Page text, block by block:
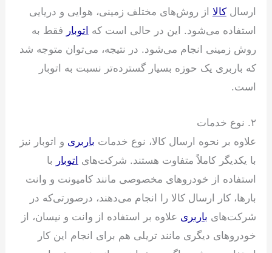
ارسالکالا از روش‌های مختلف زمینی، هوایی و دریایی
استفاده می‌شود. این در حالی است که اتوبار فقط به
روش زمینی انجام می‌شود. در نتیجه، می‌توان متوجه شد
که باربری یک حوزه بسیار گسترده‌تر نسبت به اتوبار
است.
۲. نوع خدمات
علاوه بر نحوه ارسال کالا، نوع خدمات باربری و اتوبار نیز
با یکدیگر کاملاً متفاوت هستند. شرکت‌های اتوبار با
استفاده از خودروهای مخصوصی مانند کامیونت و وانت
بارها، کار ارسال کالا را انجام می‌دهند، درصورتی‌که در
شرکت‌های باربری علاوه بر استفاده از وانت و نیسان، از
خودروهای دیگری مانند تریلی هم برای انجام این کار